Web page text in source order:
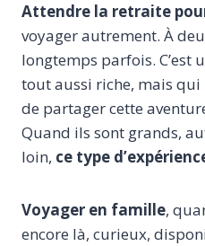
Attendre la retraite
voyager autrement. À
longtemps parfois. C’est
tout aussi riche, mais qui
de partager cette
Quand ils sont grands,
loin, ce type
Voyager en famille,
encore là, curieux,